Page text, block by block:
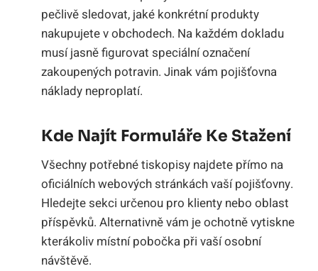
pečlivě sledovat, jaké konkrétní produkty
nakupujete v obchodech. Na každém dokladu
musí jasně figurovat speciální označení
zakoupených potravin. Jinak vám pojišťovna
náklady neproplatí.
Kde Najít Formuláře Ke Stažení
Všechny potřebné tiskopisy najdete přímo na
oficiálních webových stránkách vaší pojišťovny.
Hledejte sekci určenou pro klienty nebo oblast
příspěvků. Alternativně vám je ochotně vytiskne
kterákoliv místní pobočka při vaší osobní
návštěvě.